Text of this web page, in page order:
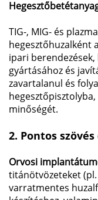
TIG-, MIG- és
hegesztőhuzalként
ipari
gyártásához és
zavartalanul és
minőségét.
2. Pontos
Orvosi
titánötvözeteket
varratmentes